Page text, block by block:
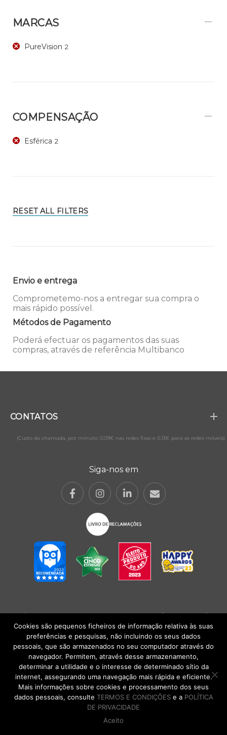
MARCAS
PureVision 2
COMPENSAÇÃO
Esférica 2
RESET ALL FILTERS
Envio e entrega
Comprometemo-nos a entregar sua compra o
mais rápido possível.
Métodos de Pagamento
Poderá efectuar os pagamentos das suas
compras, através de referência Multibanco
CONTATOS
(Custo da chamada, por minuto: 0,09€ nas redes fixas e 0,13€ para as redes móveis)
Siga-nos em
POLÍTICA DE PRIVACIDADE|TERMOS E CONDIÇÕESlCONDIÇÕES
GERAIS DE VENDA| Alberto Oculista, SA 2026. Todos os direitos reservados.
DE VOLTA AO TOPO
Cookies são pequenos ficheiros de informação relativa às suas
preferências e pesquisas, não incluindo os seus dados
pessoais, que são armazenados no seu computador através do
navegador. Permitem, através desse armazenamento,
determinar a utilidade e o interesse de determinado sítio da
internet, assegurando uma navegação mais rápida e eficiente.
Mais informações sobre cookies e processamento dos seus
dados pessoais, consulte TERMOS E CONDIÇÕESe a POLÍTICA
DE PRIVACIDADE
Aceito